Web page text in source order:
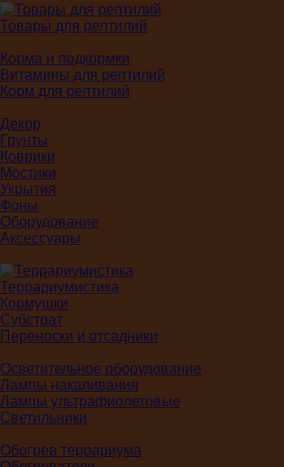
Товары для рептилий
Корма и подкормки
Витамины для рептилий
Корм для рептилий
Декор
Грунты
Коврики
Мостики
Укрытия
Фоны
Оборудование
Аксессуары
Террариумистика
Кормушки
Субстрат
Переноски и отсадники
Осветительное оборудование
Лампы накаливания
Лампы ультрафиолетовые
Светильники
Обогрев террариума